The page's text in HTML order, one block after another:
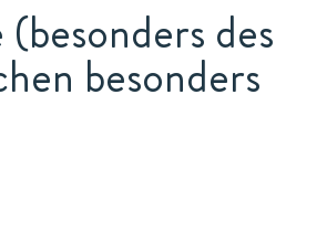
des
besonders